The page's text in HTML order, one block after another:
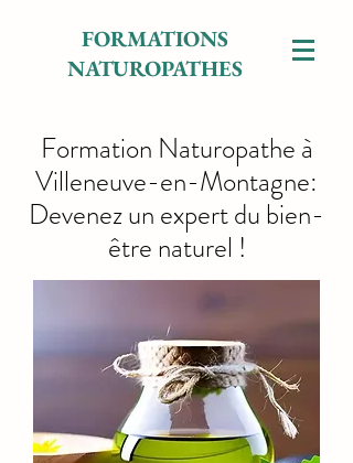
FORMATIONS
NATUROPATHES
Formation Naturopathe à
Villeneuve-en-Montagne:
Devenez un expert du bien-
être naturel !